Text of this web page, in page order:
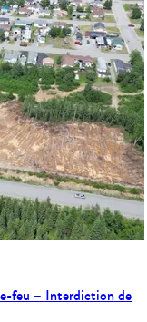
feu – Interdiction de